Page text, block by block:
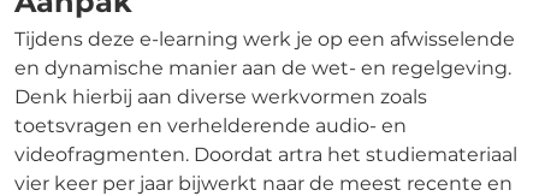
Tijdens deze e-learning werk je op een afwisselende
en dynamische manier aan de wet- en regelgeving.
Denk hierbij aan diverse werkvormen zoals
toetsvragen en verhelderende audio- en
videofragmenten. Doordat artra het studiemateriaal
vier keer per jaar bijwerkt naar de meest recente en